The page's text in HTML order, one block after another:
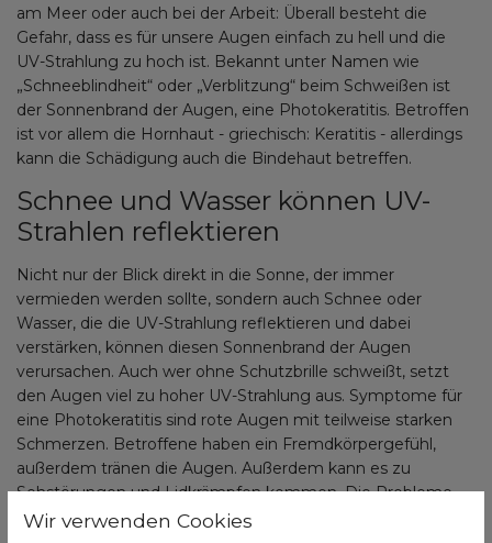
am Meer oder auch bei der Arbeit: Überall besteht die
Gefahr, dass es für unsere Augen einfach zu hell und die
UV-Strahlung zu hoch ist. Bekannt unter Namen wie
„Schneeblindheit“ oder „Verblitzung“ beim Schweißen ist
der Sonnenbrand der Augen, eine Photokeratitis. Betroffen
ist vor allem die Hornhaut - griechisch: Keratitis - allerdings
kann die Schädigung auch die Bindehaut betreffen.
Schnee und Wasser können UV-
Strahlen reflektieren
Nicht nur der Blick direkt in die Sonne, der immer
vermieden werden sollte, sondern auch Schnee oder
Wasser, die die UV-Strahlung reflektieren und dabei
verstärken, können diesen Sonnenbrand der Augen
verursachen. Auch wer ohne Schutzbrille schweißt, setzt
den Augen viel zu hoher UV-Strahlung aus. Symptome für
eine Photokeratitis sind rote Augen mit teilweise starken
Schmerzen. Betroffene haben ein Fremdkörpergefühl,
außerdem tränen die Augen. Außerdem kann es zu
Sehstörungen und Lidkrämpfen kommen. Die Probleme
am Auge treten allerdings nicht sofort auf, sondern erst
Wir verwenden Cookies